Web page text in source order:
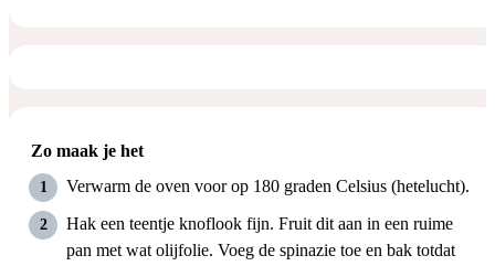
Zo maak je het
Verwarm de oven voor op 180 graden Celsius (hetelucht).
Hak een teentje knoflook fijn. Fruit dit aan in een ruime
pan met wat olijfolie. Voeg de spinazie toe en bak totdat